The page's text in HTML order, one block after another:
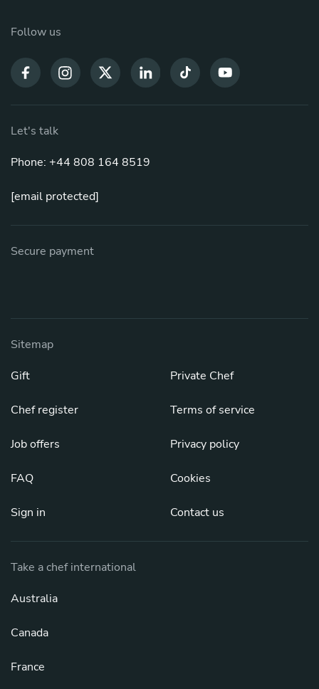
Follow us
Let's talk
Phone: +44 808 164 8519
[email protected]
Secure payment
Sitemap
Gift
Chef register
Job offers
FAQ
Sign in
Private Chef
Terms of service
Privacy policy
Cookies
Contact us
Take a chef international
Australia
Canada
France